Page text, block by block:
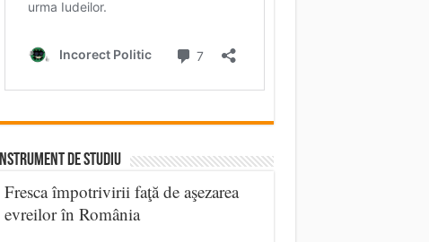
INSTRUMENT DE STUDIU
Fresca împotrivirii faţă de aşezarea
evreilor în România